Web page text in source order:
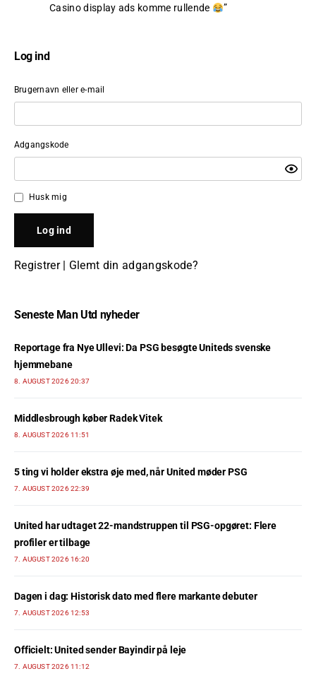
Casino display ads komme rullende
”
Log ind
Brugernavn eller e-mail
Adgangskode
Husk mig
Registrer| Glemt din adgangskode?
Seneste Man Utd nyheder
Reportage fra Nye Ullevi: Da PSG besøgte Uniteds svenske
hjemmebane
8. AUGUST 2026 20:37
Middlesbrough køber Radek Vitek
8. AUGUST 2026 11:51
5 ting vi holder ekstra øje med, når United møder PSG
7. AUGUST 2026 22:39
United har udtaget 22-mandstruppen til PSG-opgøret: Flere
profiler er tilbage
7. AUGUST 2026 16:20
Dagen i dag: Historisk dato med flere markante debuter
7. AUGUST 2026 12:53
Officielt: United sender Bayindir på leje
7. AUGUST 2026 11:12